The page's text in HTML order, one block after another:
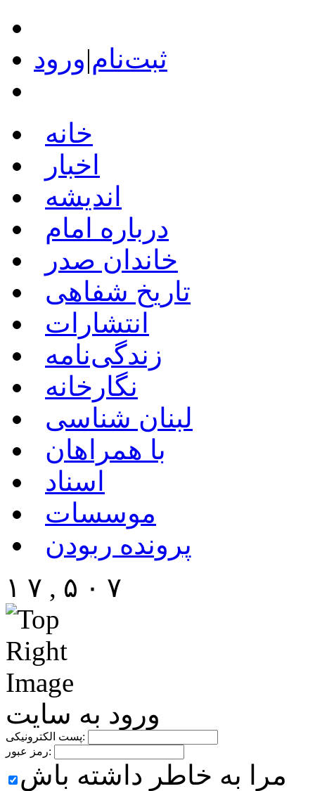
ثبت‌نام|ورود
خانه
اخبار
اندیشه
درباره امام
خاندان صدر
تاریخ شفاهی
انتشارات
زندگی‌نامه
نگارخانه
لبنان شناسی
با همراهان
اسناد
موسسات
پرونده ربودن
۱ ۷ , ۵ ۰ ۷
ورود به سایت
پست الکترونیکی:
رمز عبور:
مرا به خاطر داشته باش